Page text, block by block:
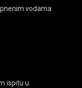
vodama
ispitu u